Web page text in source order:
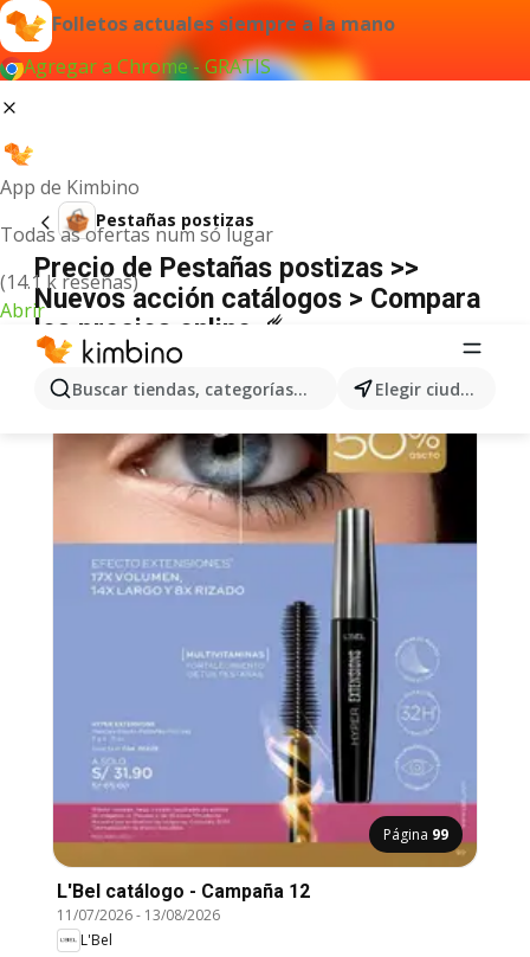
Folletos actuales siempre a la mano
Agregar a Chrome - GRATIS
App de Kimbino
Todas as ofertas num só lugar
(14.1 k reseñas)
Abrir
Buscar tiendas, categorías, productos... Elegir ciudad
Pestañas postizas
Precio de Pestañas postizas >>
Nuevos acción catálogos > Compara
los precios online ☄️
Página 99
L'Bel catálogo - Campaña 12
11/07/2026- 13/08/2026
L'Bel